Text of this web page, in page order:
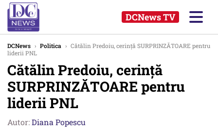
DCNews TV
DCNews › Politica › Cătălin Predoiu, cerință SURPRINZĂTOARE pentru
liderii PNL
Cătălin Predoiu, cerință
SURPRINZĂTOARE pentru
liderii PNL
Autor:Diana Popescu